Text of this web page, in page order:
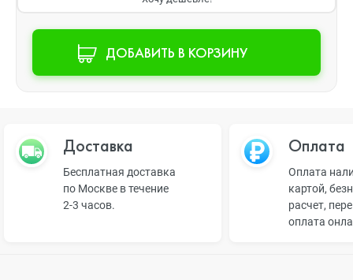
ДОБАВИТЬ В КОРЗИНУ
Доставка
Бесплатная доставка
по Москве в течение
2-3 часов.
Оплата
Оплата
картой,
расчет,
оплата